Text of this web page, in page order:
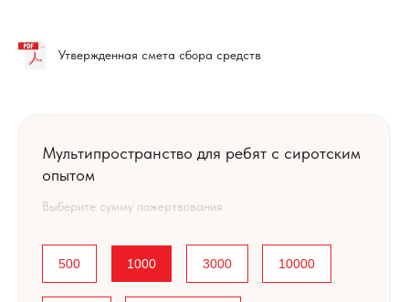
Утвержденная смета сбора средств
Мультипространство для ребят с сиротским
опытом
Выберите сумму пожертвования
500 1000 3000 10000